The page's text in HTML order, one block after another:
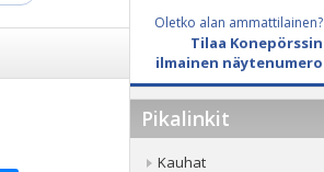
Oy:lle lokakuussa
Oletko alan ammattilainen?
Tilaa Konepörssin
ilmainen näytenumero
Pikalinkit
Kauhat